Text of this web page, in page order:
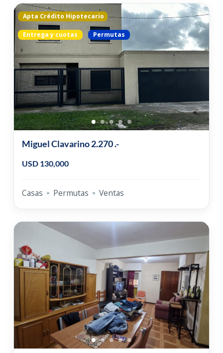
Apta Crédito Hipotecario
Entrega y cuotas Permutas
Miguel Clavarino 2.270 .-
USD 130,000
Casas Permutas Ventas